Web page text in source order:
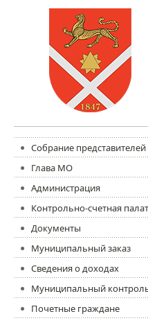
Собрание представителей
Глава МО
Администрация
Контрольно-счетная
Документы
Муниципальный заказ
Сведения о доходах
Муниципальный
Почетные граждане